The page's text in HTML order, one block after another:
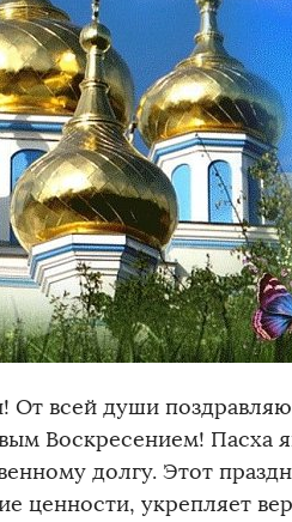
От всей души
Воскресением! Пасха
долгу. Этот
ценности, укрепляет